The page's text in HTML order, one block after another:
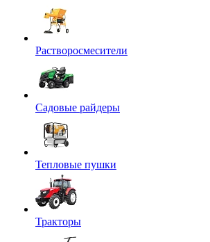
Растворосмесители
Садовые райдеры
Тепловые пушки
Тракторы